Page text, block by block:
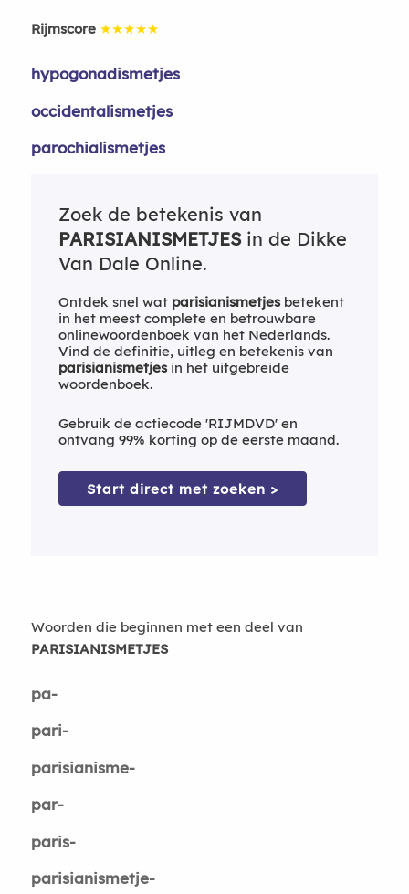
Rijmscore ★★★★★
hypogonadismetjes
occidentalismetjes
parochialismetjes
Zoek de betekenis van
PARISIANISMETJESin de Dikke
Van Dale Online.
Ontdek snel wat parisianismetjesbetekent
in het meest complete en betrouwbare
onlinewoordenboek van het Nederlands.
Vind de definitie, uitleg en betekenis van
parisianismetjesin het uitgebreide
woordenboek.
Gebruik de actiecode 'RIJMDVD' en
ontvang 99% korting op de eerste maand.
Start direct met zoeken >
Woorden die beginnen met een deel van
PARISIANISMETJES
pa-
pari-
parisianisme-
par-
paris-
parisianismetje-